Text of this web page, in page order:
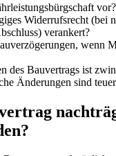
vor?
Widerrufsrecht (bei
verankert?
wenn
des Bauvertrags ist
Änderungen sind